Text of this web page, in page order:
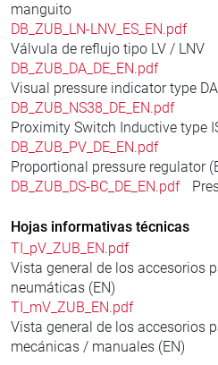
manguito
DB_ZUB_LN-LNV_ES_EN.pdf
Válvula de reflujo tipo LV / LNV
DB_ZUB_DA_DE_EN.pdf
Visual pressure indicator type
DB_ZUB_NS38_DE_EN.pdf
Proximity Switch Inductive type
DB_ZUB_PV_DE_EN.pdf
Proportional pressure regulator
DB_ZUB_DS-BC_DE_EN.pdf
Hojas informativas técnicas
TI_pV_ZUB_EN.pdf
Vista general de los accesorios
neumáticas (EN)
TI_mV_ZUB_EN.pdf
Vista general de los accesorios
mecánicas / manuales (EN)